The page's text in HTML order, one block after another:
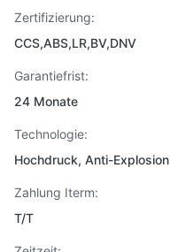
Zertifizierung:
CCS,ABS,LR,BV,DNV
Garantiefrist:
24 Monate
Technologie:
Hochdruck, Anti-Explosion
Zahlung Iterm:
T/T